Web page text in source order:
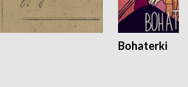
Bohaterki